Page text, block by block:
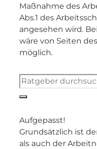
Maßnahme des
Abs.1 des
angesehen wird.
wäre von Seiten
möglich.
Aufgepasst!
Grundsätzlich ist
als auch der